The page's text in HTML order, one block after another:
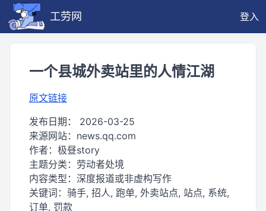
工劳网 登入
一个县城外卖站里的人情江湖
原文链接
发布日期： 2026-03-25
来源网站： news.qq.com
作者： 极昼story
主题分类： 劳动者处境
内容类型： 深度报道或非虚构写作
关键词： 骑手, 招人, 跑单, 外卖站点, 站点, 系统,
订单, 罚款